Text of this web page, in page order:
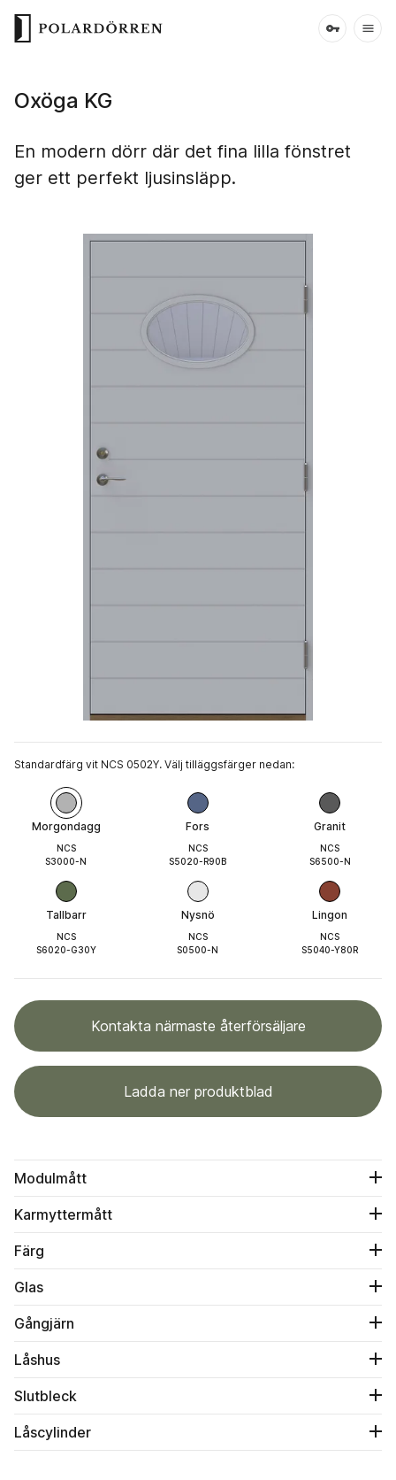
Oxöga KG
En modern dörr där det fina lilla fönstret
ger ett perfekt ljusinsläpp.
Standardfärg vit NCS 0502Y. Välj tilläggsfärger nedan:
Morgondagg
NCS
S3000-N
Fors
NCS
S5020-R90B
Granit
NCS
S6500-N
Tallbarr
NCS
S6020-G30Y
Nysnö
NCS
S0500-N
Lingon
NCS
S5040-Y80R
Kontakta närmaste återförsäljare
Ladda ner produktblad
Modulmått
Karmyttermått
Färg
Glas
Gångjärn
Låshus
Slutbleck
Låscylinder